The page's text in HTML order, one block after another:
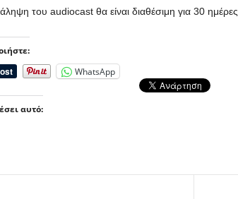
του audiocast θα είναι διαθέσιμη για 30 ημέρες.
WhatsApp
αυτό: